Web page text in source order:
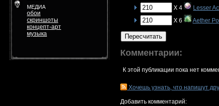
МЕДИА
обои
скриншоты
концепт-арт
музыка
X 4
Lesser
X 6
Aether
Пересчитать
Комментарии:
К этой публикации пока нет
Хочешь узнать, что напишут
Добавить комментарий: